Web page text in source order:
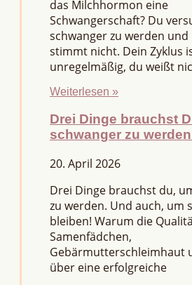
das Milchhormon eine
Schwangerschaft? Du
schwanger zu werden
stimmt nicht. Dein Zyklus
unregelmäßig, du weißt
Weiterlesen »
Drei Dinge brauchst
schwanger zu
20. April 2026
Drei Dinge brauchst du,
zu werden. Und auch, um
bleiben! Warum die
Samenfädchen,
Gebärmutterschleimhaut
über eine erfolgreiche